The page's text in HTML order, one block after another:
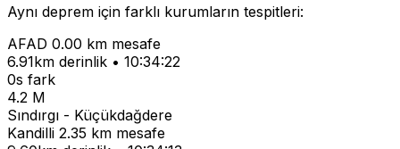
Aynı deprem için farklı kurumların tespitleri:
AFAD 0.00 km mesafe
6.91km derinlik • 10:34:22
0s fark
4.2 M
Sındırgı - Küçükdağdere
Kandilli 2.35 km mesafe